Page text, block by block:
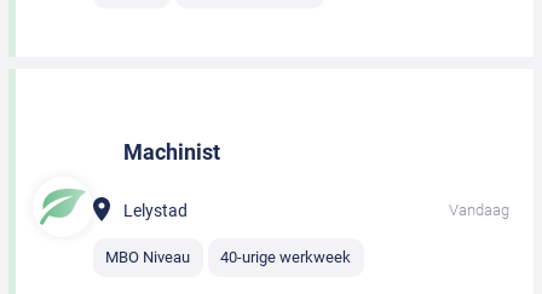
Machinist
Lelystad Vandaag
MBO Niveau 40-urige werkweek